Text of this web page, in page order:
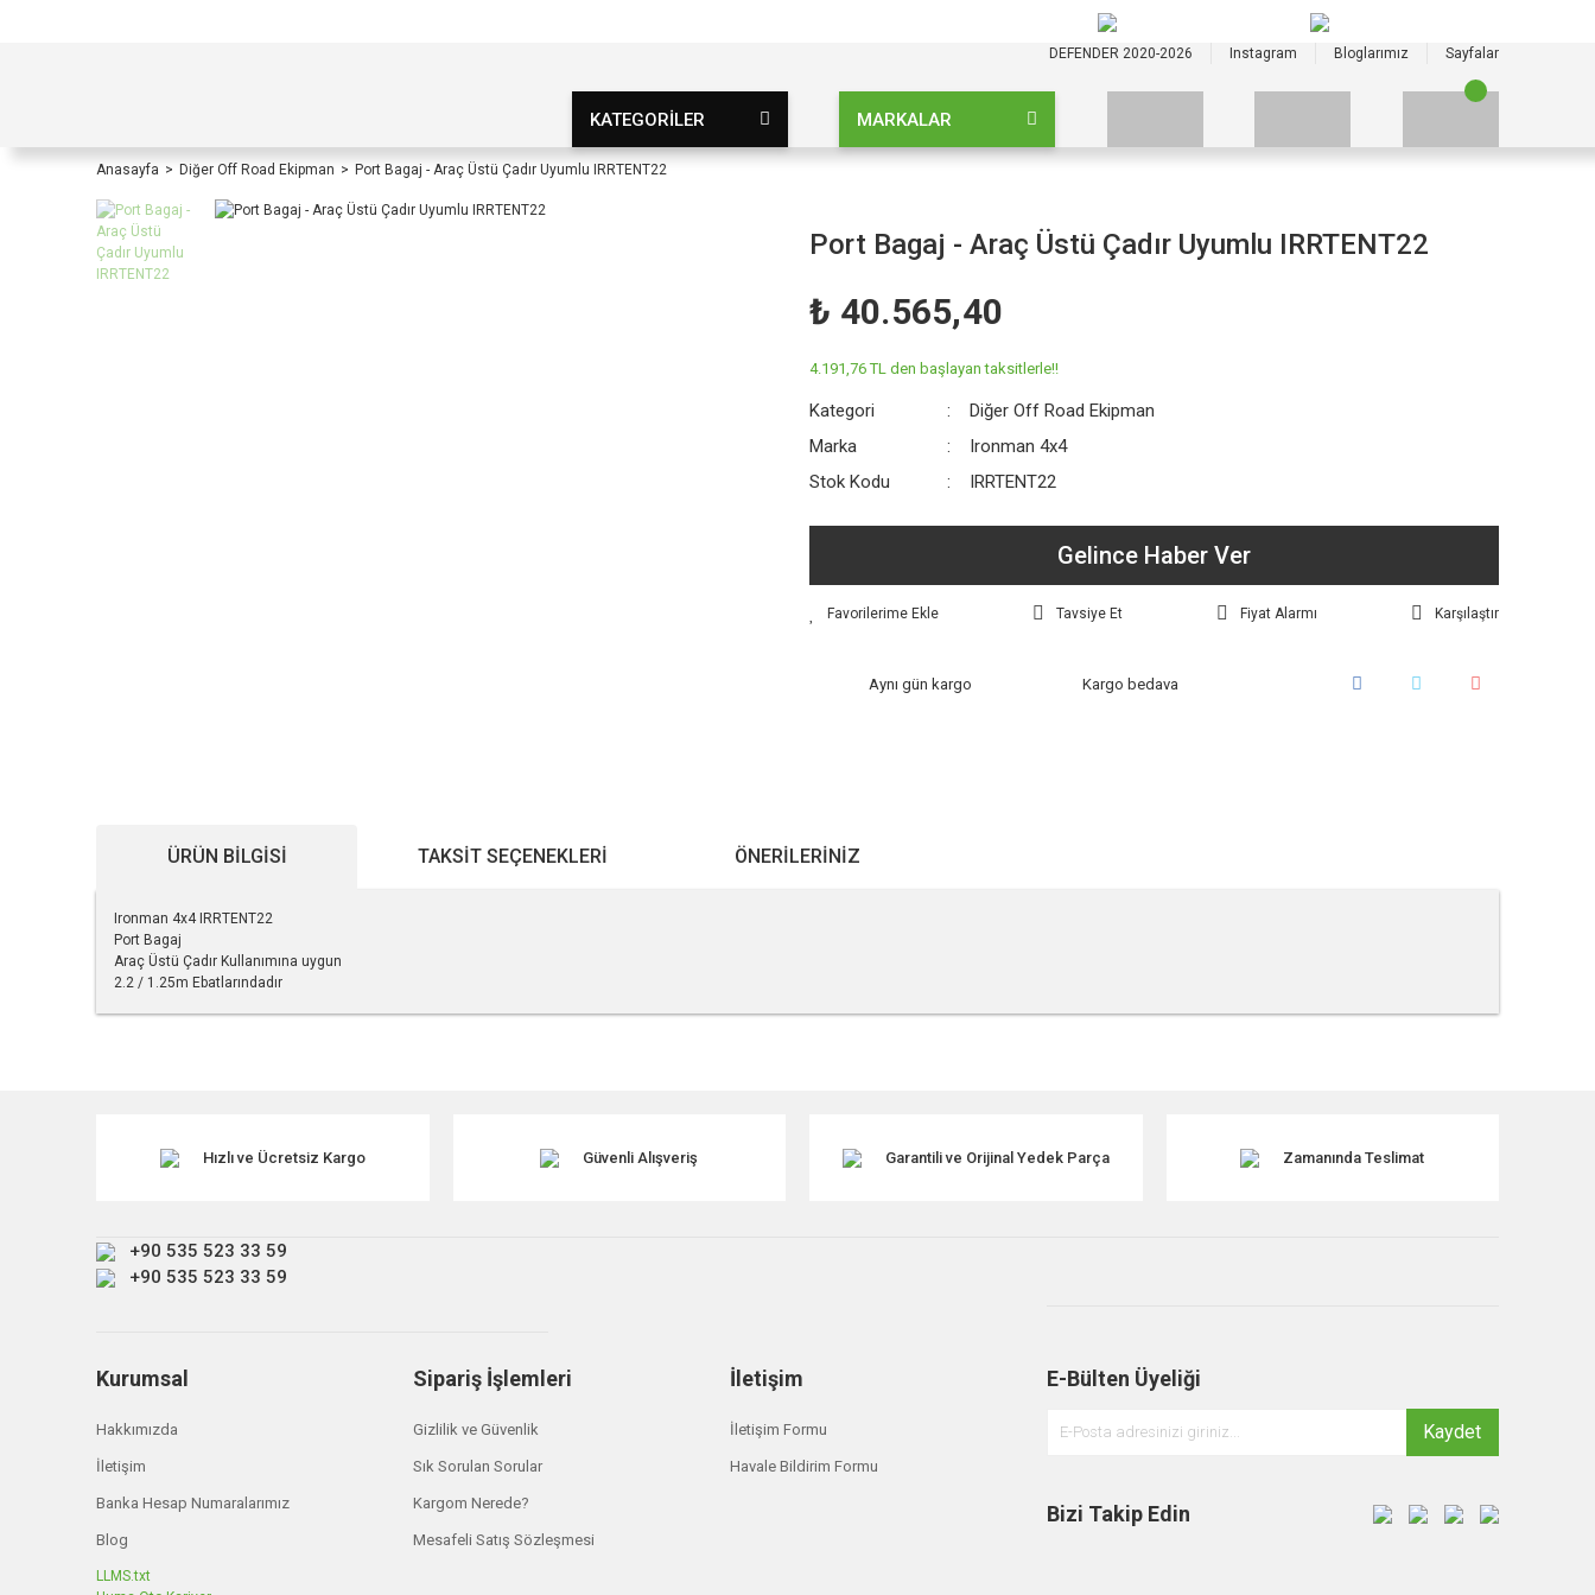
DEFENDER 2020-2026 Instagram Bloglarımız Sayfalar
KATEGORİLER MARKALAR
Anasayfa Diğer Off Road Ekipman Port Bagaj - Araç Üstü Çadır Uyumlu IRRTENT22
Port Bagaj - Araç Üstü Çadır Uyumlu IRRTENT22
₺ 40.565,40
4.191,76 TL den başlayan taksitlerle!!
Kategori
Diğer Off Road Ekipman
Marka
Ironman 4x4
Stok Kodu
IRRTENT22
Gelince Haber Ver
Tavsiye Et Fiyat Alarmı Karşılaştır
Aynı gün kargo Kargo bedava
ÜRÜN BILGISI TAKSIT SEÇENEKLERI ÖNERILERINIZ
Ironman 4x4 IRRTENT22
Port Bagaj
Araç Üstü Çadır Kullanımına uygun
2.2 / 1.25m Ebatlarındadır
Ürün açıklamasında eksik bilgiler bulunuyor.
Bu ürüne benzer farklı alternatifler olmalı.
Hızlı ve Ücretsiz Kargo Güvenli Alışveriş Garantili ve Orijinal Yedek Parça Zamanında Teslimat
+90 535 523 33 59
+90 535 523 33 59
Kurumsal
Hakkımızda
İletişim
Banka Hesap Numaralarımız
Blog
LLMS.txt
Sipariş İşlemleri
Gizlilik ve Güvenlik
Sık Sorulan Sorular
Kargom Nerede?
Mesafeli Satış Sözleşmesi
İletişim
İletişim Formu
Havale Bildirim Formu
E-Bülten Üyeliği
Kaydet
Bizi Takip Edin